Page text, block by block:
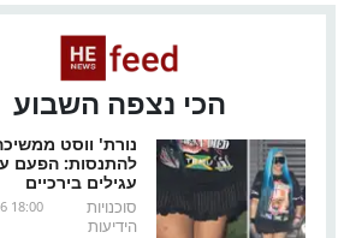
הכי נצפה השבוע
נורת' ווסט
להתנסות: הפעם
עגילים בירכיים
18:00
סוכנויות
הידיעות